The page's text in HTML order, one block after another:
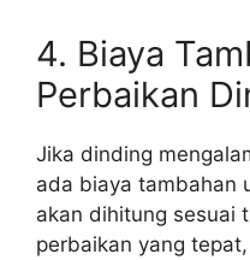
4. Biaya
Perbaikan
Jika dinding
ada biaya tambahan
akan dihitung sesuai
perbaikan yang